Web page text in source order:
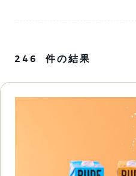
246 件の結果